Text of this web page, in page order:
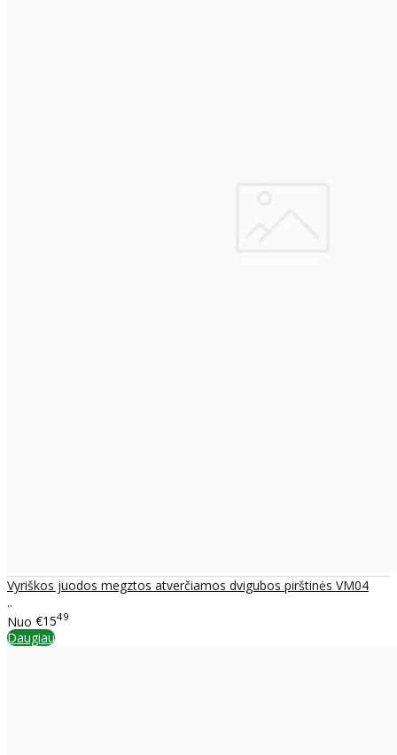
Vyriškos juodos megztos atverčiamos dvigubos pirštinės VM04
..
Nuo €1549
Daugiau